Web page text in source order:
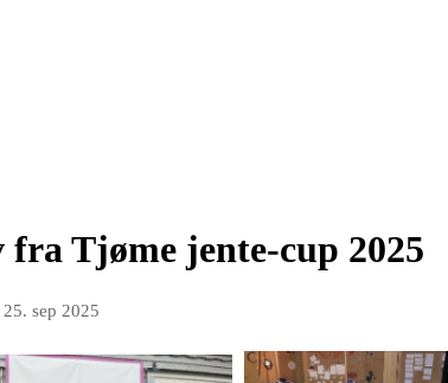
fra Tjøme jente-cup 2025
25. sep 2025